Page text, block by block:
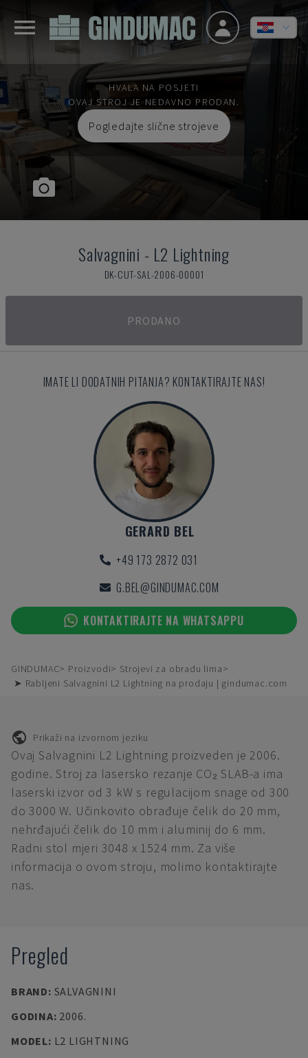
HVALA NA POSJETI
OVAJ STROJ JE NEDAVNO PRODAN.
Pogledajte slične strojeve
Salvagnini - L2 Lightning
DK-CUT-SAL-2006-00001
PRODANO
IMATE LI DODATNIH PITANJA? KONTAKTIRAJTE NAS!
GERARD BEL
+49 173 2872 031
G.BEL@GINDUMAC.COM
KONTAKTIRAJTE NA WHATSAPPU
GINDUMAC Proizvodi
Strojevi za obradu lima
➤ Rabljeni Salvagnini L2 Lightning na prodaju | gindumac.com
Prikaži na izvornom jeziku
Ovaj Salvagnini L2 Lightning proizveden je 2006.
godine. Stroj za lasersko rezanje CO₂ SLAB-a ima
laserski izvor od 3 kW s regulacijom snage od 300
do 3000 W. Učinkovito obrađuje čelik do 20 mm,
nehrđajući čelik do 10 mm i aluminij do 6 mm.
Radni stol mjeri 3048 x 1524 mm. Za više
informacija o ovom stroju, molimo kontaktirajte
nas.
Pregled
BRAND: SALVAGNINI
GODINA: 2006.
MODEL: L2 LIGHTNING